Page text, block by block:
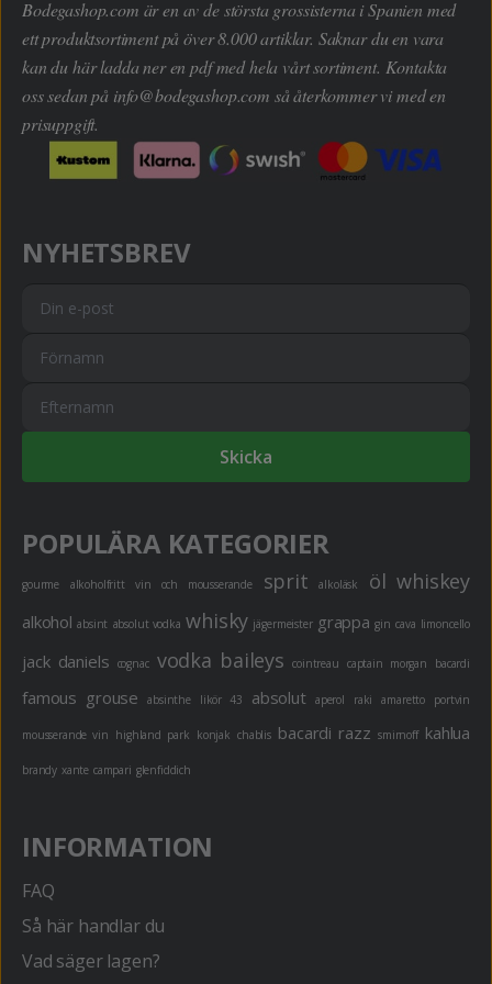
Bodegashop.com är en av de största grossisterna i Spanien med
ett produktsortiment på över 8.000 artiklar. Saknar du en vara
kan du här ladda ner en pdf med hela vårt sortiment. Kontakta
oss sedan på info@bodegashop.com så återkommer vi med en
prisuppgift.
NYHETSBREV
Skicka
POPULÄRA KATEGORIER
gourme alkoholfritt vin och mousserande sprit alkoläsk öl whiskey
alkohol absint absolut vodka whisky jägermeister grappa gin cava limoncello
jack daniels cognac vodka baileys cointreau captain morgan bacardi
famous grouse absinthe likör 43 absolut aperol raki amaretto portvin
mousserande vin highland park konjak chablis bacardi razz smirnoff kahlua
brandy xante campari glenfiddich
INFORMATION
FAQ
Så här handlar du
Vad säger lagen?